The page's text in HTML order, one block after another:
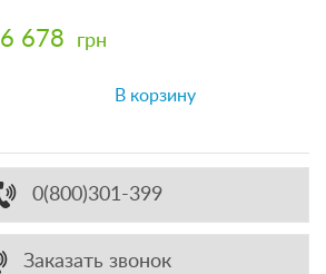
6 678 грн
В корзину
0(800)301-399
Заказать звонок